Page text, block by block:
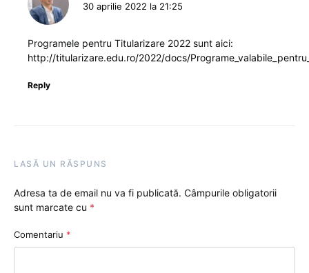
30 aprilie 2022 la 21:25
Programele pentru Titularizare 2022 sunt aici:
http://titularizare.edu.ro/2022/docs/
Reply
LASĂ UN RĂSPUNS
Adresa ta de email nu va fi publicată. Câmpurile obligatorii
sunt marcate cu *
Comentariu *